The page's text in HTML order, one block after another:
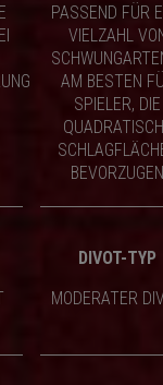
PASSEND FÜR
VIELZAHL
AM BESTEN
SPIELER, DIE
DIVOT-TYP
MODERATER